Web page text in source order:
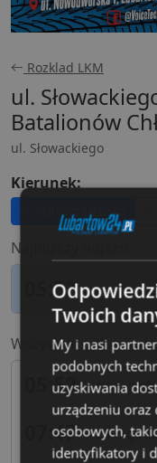
Rozklad LKM
ul.
Batalionów
ul. Słowackiego
Kierunek:
→ Hutnicza/Łucka
Najblizszy odjazd
05:52 za 1
Wszystkie odjazdy
05:52 za 1
07:47 za 3
Twoich
My i nasi
podobnych
uzyskiwania
urządzeniu oraz
osobowych,
identyfikatory i